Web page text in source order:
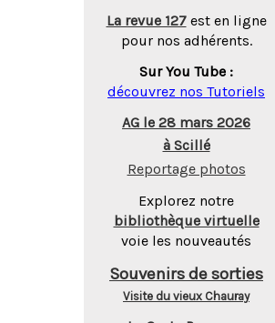
La revue 127 est en ligne
pour nos adhérents.
Sur You Tube :
découvrez nos Tutoriels
AG le 28 mars 2026
à Scillé
Reportage photos
Explorez notre
bibliothèque virtuelle
voie les nouveautés
Souvenirs de sorties
Visite du vieux Chauray